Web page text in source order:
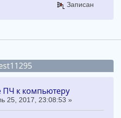
Записан
ПЧ к компьютеру
25, 2017, 23:08:53 »